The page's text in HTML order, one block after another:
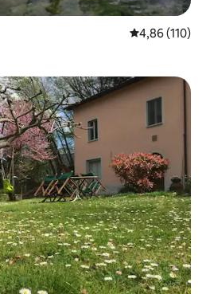
Середня
4,86 (110)